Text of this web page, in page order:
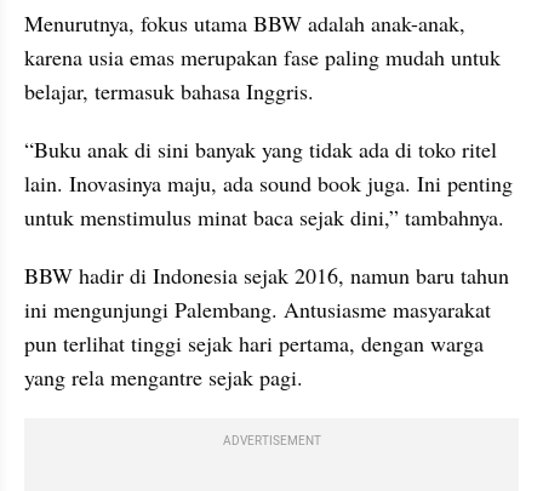
Menurutnya, fokus utama BBW adalah anak-anak,
karena usia emas merupakan fase paling mudah untuk
belajar, termasuk bahasa Inggris.
“Buku anak di sini banyak yang tidak ada di toko ritel
lain. Inovasinya maju, ada sound book juga. Ini penting
untuk menstimulus minat baca sejak dini,” tambahnya.
BBW hadir di Indonesia sejak 2016, namun baru tahun
ini mengunjungi Palembang. Antusiasme masyarakat
pun terlihat tinggi sejak hari pertama, dengan warga
yang rela mengantre sejak pagi.
ADVERTISEMENT